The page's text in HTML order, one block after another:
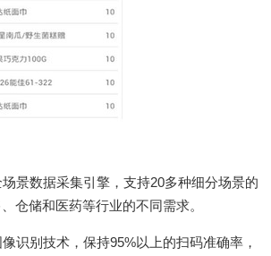
景数据采集引擎，支持20多种细分场景的
仓储和医药等行业的不同需求。
识别技术，保持95%以上的扫码准确率，